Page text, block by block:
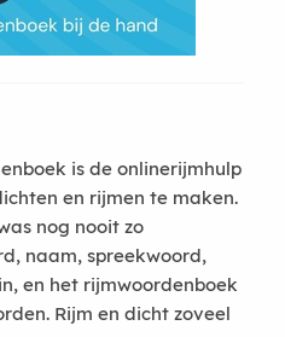
is de onlinerijmhulp
en rijmen te maken.
nog nooit zo
naam, spreekwoord,
en het rijmwoordenboek
Rijm en dicht zoveel